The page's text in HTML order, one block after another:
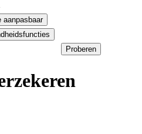
aanpasbaar
Proberen